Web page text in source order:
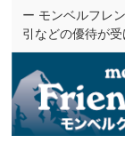
ー モンベルフレ
引などの優待が